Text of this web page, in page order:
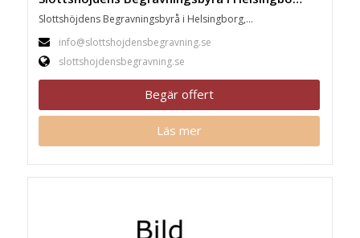
Slottshöjdens Begravningsbyrå i Helsingborg,...
info@slottshojdensbegravning.se
slottshojdensbegravning.se
Begär offert
Läs mer